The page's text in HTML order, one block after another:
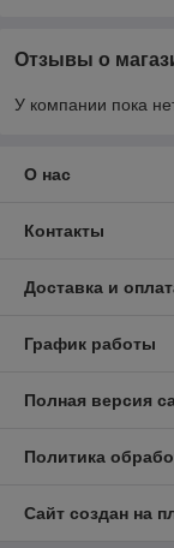
Отзывы о
У компании пока
О нас
Контакты
Доставка и
График работы
Полная версия
Политика
Сайт создан на